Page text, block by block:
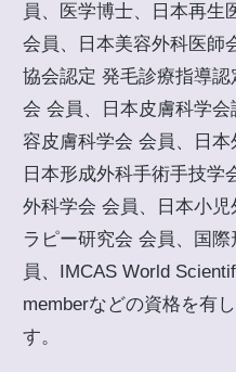
員、医学博士、日本再生
会員、日本美容外科医師
協会認定 発毛診療指導
会 会員、日本皮膚科学
容皮膚科学会 会員、日本
日本形成外科手術手技学
外科学会 会員、日本小
ラピー研究会 会員、国
員、IMCAS World
memberなどの資格を有
す。